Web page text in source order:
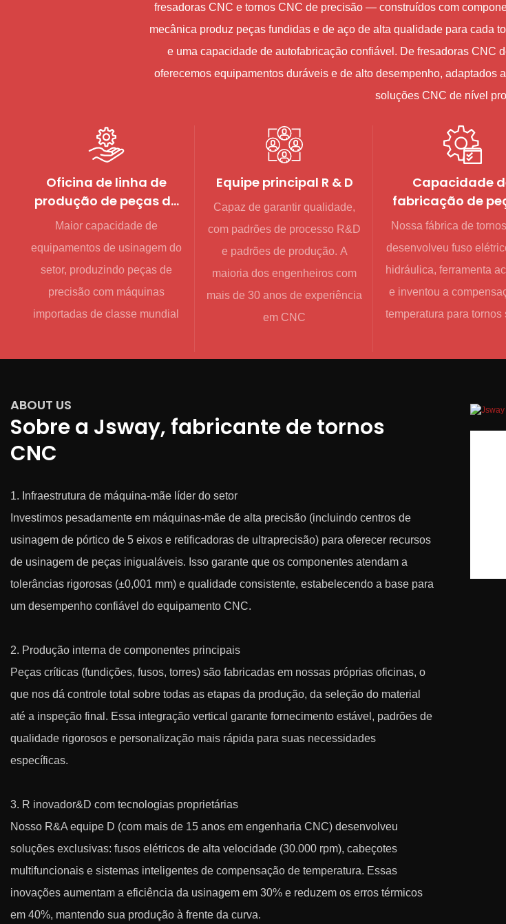
fresadoras CNC e tornos CNC de precisão — construídos com
mecânica produz peças fundidas e de aço de alta qualidade para cada
e uma capacidade de autofabricação confiável. De fresadoras CNC
oferecemos equipamentos duráveis ​​e de alto desempenho, adaptados
soluções CNC de nível
Oficina de linha de
produção de peças de
máquinas-ferramenta
Maior capacidade de
equipamentos de usinagem do
setor, produzindo peças de
precisão com máquinas
importadas de classe mundial
Equipe principal R & D
Capaz de garantir qualidade,
com padrões de processo R&D
e padrões de produção. A
maioria dos engenheiros com
mais de 30 anos de experiência
em CNC
Capacidade
fabricação de
chave
Nossa fábrica de
desenvolveu fuso
hidráulica, ferramenta
e inventou a
temperatura para tornos
ABOUT US
Sobre a Jsway, fabricante de tornos
CNC
1. Infraestrutura de máquina-mãe líder do setor
Investimos pesadamente em máquinas-mãe de alta precisão (incluindo centros de
usinagem de pórtico de 5 eixos e retificadoras de ultraprecisão) para oferecer recursos
de usinagem de peças inigualáveis. Isso garante que os componentes atendam a
tolerâncias rigorosas (±0,001 mm) e qualidade consistente, estabelecendo a base para
um desempenho confiável do equipamento CNC.
2. Produção interna de componentes principais
Peças críticas (fundições, fusos, torres) são fabricadas em nossas próprias oficinas, o
que nos dá controle total sobre todas as etapas da produção, da seleção do material
até a inspeção final. Essa integração vertical garante fornecimento estável, padrões de
qualidade rigorosos e personalização mais rápida para suas necessidades
específicas.
3. R inovador&D com tecnologias proprietárias
Nosso R&A equipe D (com mais de 15 anos em engenharia CNC) desenvolveu
soluções exclusivas: fusos elétricos de alta velocidade (30.000 rpm), cabeçotes
multifuncionais e sistemas inteligentes de compensação de temperatura. Essas
inovações aumentam a eficiência da usinagem em 30% e reduzem os erros térmicos
em 40%, mantendo sua produção à frente da curva.